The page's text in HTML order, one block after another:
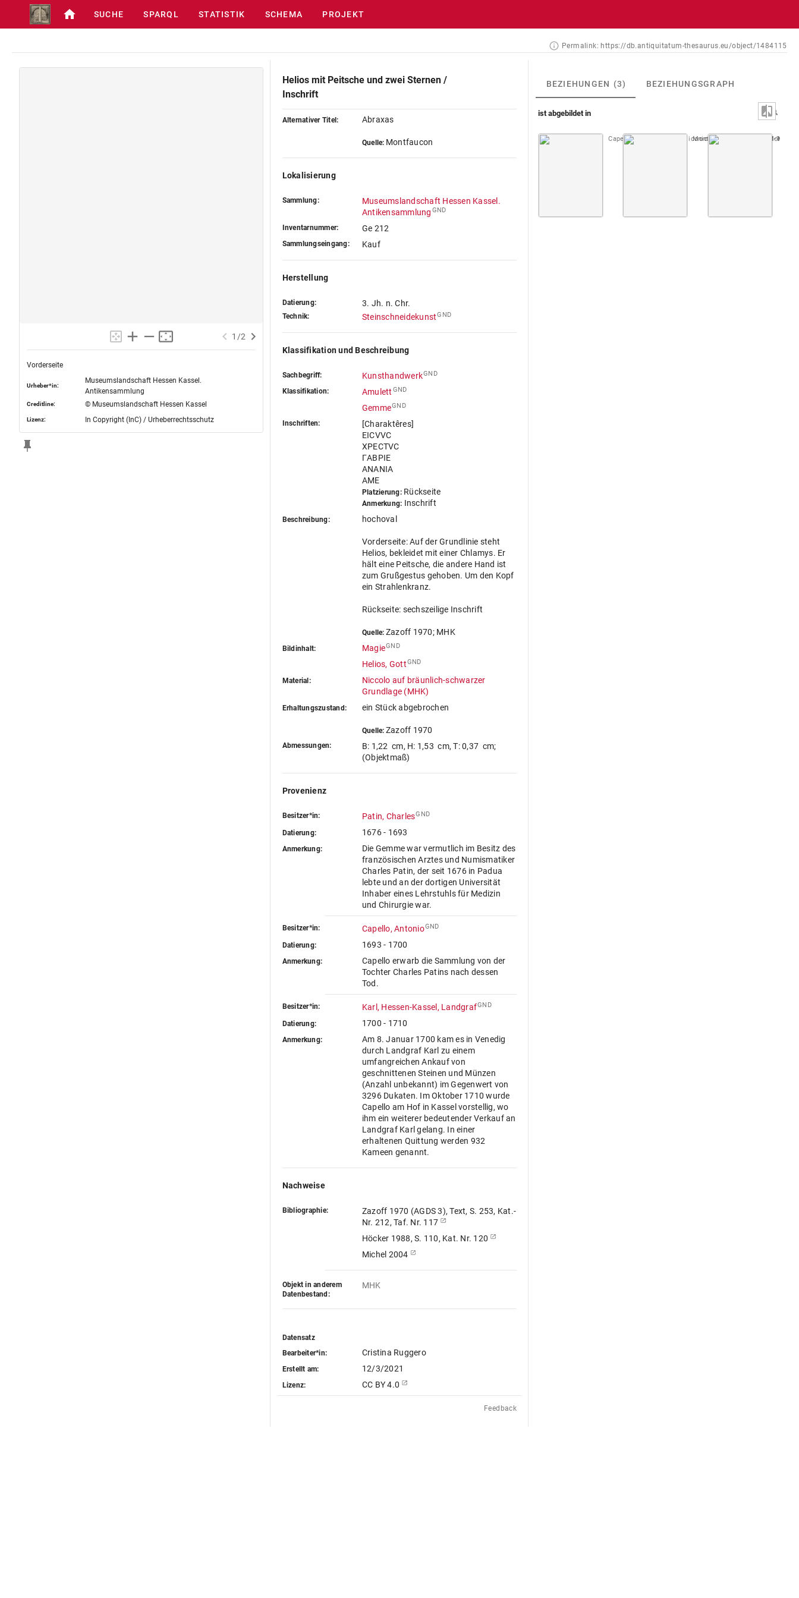
SUCHE SPARQL STATISTIK SCHEMA PROJEKT
Permalink: https://db.antiquitatum-thesaurus.eu/object/1484115
1 /2
Vorderseite
Urheber*in:
Museumslandschaft Hessen Kassel.
Antikensammlung
Creditline: © Museumslandschaft Hessen Kassel
Lizenz: In Copyright (InC) / Urheberrechtsschutz
Helios mit Peitsche und zwei Sternen /
Inschrift
Alternativer Titel: Abraxas
Quelle: Montfaucon
Lokalisierung
Sammlung:
Museumslandschaft Hessen Kassel.
Antikensammlung GND
Inventarnummer: Ge 212
Sammlungseingang: Kauf
Herstellung
Datierung: 3. Jh. n. Chr.
Technik: SteinschneidekunstGND
Klassifikation und Beschreibung
Sachbegriff: KunsthandwerkGND
Klassifikation: Amulett GND
GemmeGND
Inschriften:
[Charaktêres]
EICVVC
XPECTVC
ΓABPIE
ANANIA
AME
Platzierung:Rückseite
Anmerkung: Inschrift
Beschreibung: hochoval
Vorderseite: Auf der Grundlinie steht
Helios, bekleidet mit einer Chlamys. Er
hält eine Peitsche, die andere Hand ist
zum Grußgestus gehoben. Um den Kopf
ein Strahlenkranz.
Rückseite: sechszeilige Inschrift
Quelle: Zazoff 1970; MHK
Bildinhalt: MagieGND
Helios, GottGND
Material:
Niccolo auf bräunlich-schwarzer
Grundlage (MHK)
Erhaltungszustand: ein Stück abgebrochen
Quelle: Zazoff 1970
Abmessungen: B: 1,22 cm, H: 1,53 cm,T: 0,37 cm;
(Objektmaß)
Provenienz
Besitzer*in: Patin, CharlesGND
Datierung: 1676 - 1693
Anmerkung:
Die Gemme war vermutlich im Besitz des
französischen Arztes und Numismatiker
Charles Patin, der seit 1676 in Padua
lebte und an der dortigen Universität
Inhaber eines Lehrstuhls für Medizin
und Chirurgie war.
Besitzer*in: Capello, AntonioGND
Datierung: 1693 - 1700
Anmerkung:
Capello erwarb die Sammlung von der
Tochter Charles Patins nach dessen
Tod.
Besitzer*in: Karl, Hessen-Kassel, LandgrafGND
Datierung: 1700 - 1710
Anmerkung:
Am 8. Januar 1700 kam es in Venedig
durch Landgraf Karl zu einem
umfangreichen Ankauf von
geschnittenen Steinen und Münzen
(Anzahl unbekannt) im Gegenwert von
3296 Dukaten. Im Oktober 1710 wurde
Capello am Hof in Kassel vorstellig, wo
ihm ein weiterer bedeutender Verkauf an
Landgraf Karl gelang. In einer
erhaltenen Quittung werden 932
Kameen genannt.
Nachweise
Bibliographie:
Zazoff 1970 (AGDS 3), Text, S. 253, Kat.-
Nr. 212, Taf. Nr. 117
Höcker 1988, S. 110, Kat. Nr. 120
Michel 2004
Objekt in anderem
Datenbestand:
MHK
Datensatz
Bearbeiter*in:
Cristina Ruggero
Erstellt am: 12/3/2021
Lizenz: CC BY 4.0
Feedback
BEZIEHUNGEN (3) BEZIEHUNGSGRAPH
ist abgebildet in
Capello 1702 (Prodromus iconicus) Taf. [25], Nr. 153-156
Montfaucon, Papiers de